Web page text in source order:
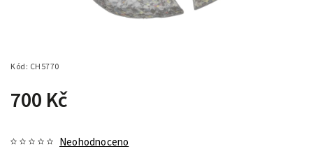
Kód: CH5770
700 Kč
Neohodnoceno